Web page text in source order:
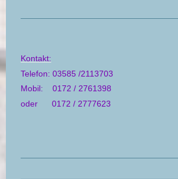
Kontakt:
Telefon: 03585 /2113703
Mobil: 0172 / 2761398
oder 0172 / 2777623